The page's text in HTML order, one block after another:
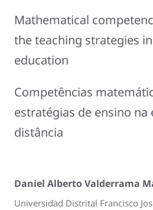
Mathematical
the teaching strategies
education
Competências
estratégias de ensino na
distância
Daniel Alberto Valderrama
Universidad Distrital Francisco